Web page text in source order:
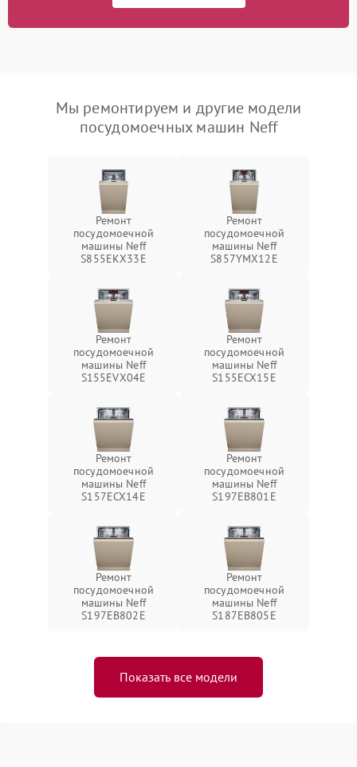
Мы ремонтируем и другие модели
посудомоечных машин Neff
Ремонт
посудомоечной
машины Neff
S855EKX33E
Ремонт
посудомоечной
машины Neff
S857YMX12E
Ремонт
посудомоечной
машины Neff
S155EVX04E
Ремонт
посудомоечной
машины Neff
S155ECX15E
Ремонт
посудомоечной
машины Neff
S157ECX14E
Ремонт
посудомоечной
машины Neff
S197EB801E
Ремонт
посудомоечной
машины Neff
S197EB802E
Ремонт
посудомоечной
машины Neff
S187EB805E
Показать все модели